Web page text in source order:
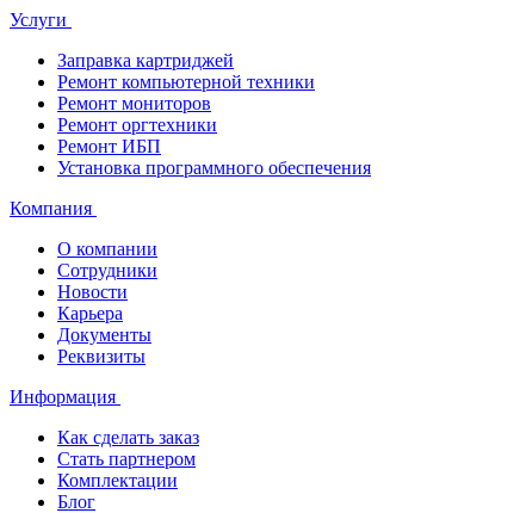
Услуги
Заправка картриджей
Ремонт компьютерной техники
Ремонт мониторов
Ремонт оргтехники
Ремонт ИБП
Установка программного обеспечения
Компания
О компании
Сотрудники
Новости
Карьера
Документы
Реквизиты
Информация
Как сделать заказ
Стать партнером
Комплектации
Блог